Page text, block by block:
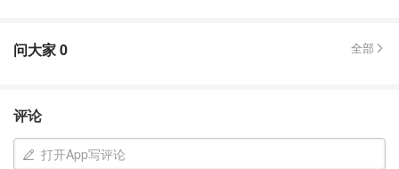
问大家0 全部
评论
打开App写评论